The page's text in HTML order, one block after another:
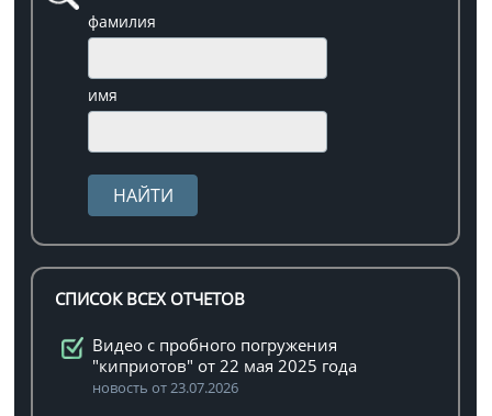
фамилия
имя
СПИСОК ВСЕХ ОТЧЕТОВ
Видео с пробного погружения
"киприотов" от 22 мая 2025 года
новость от 23.07.2026